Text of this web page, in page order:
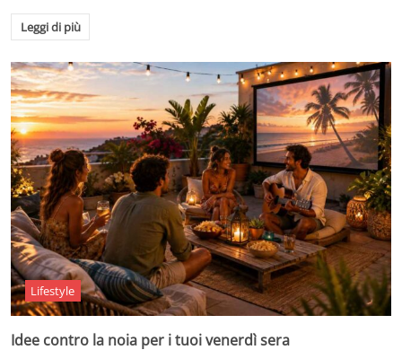
Leggi di più
Lifestyle
Idee contro la noia per i tuoi venerdì sera